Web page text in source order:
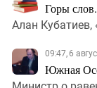
Горы
Алан Кубатиев,
09:47, 6
Южная